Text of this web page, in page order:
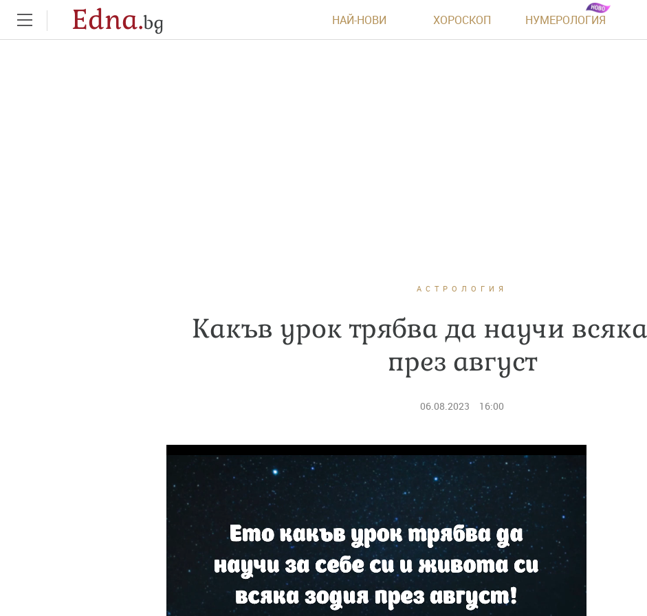
Edna.bg НАЙ-НОВИ ХОРОСКОП НУМЕРОЛОГИЯ
АСТРОЛОГИЯ
Какъв урок трябва да научи
през август
06.08.2023 16:00